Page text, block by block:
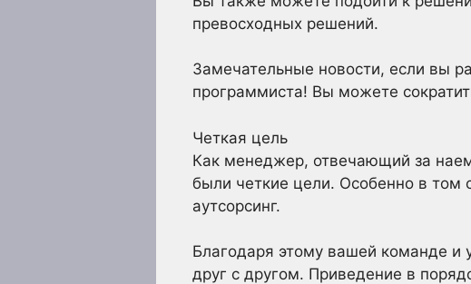
превосходных решений.
Замечательные новости, если вы
программиста! Вы можете
Четкая цель
Как менеджер, отвечающий за
были четкие цели. Особенно в том
аутсорсинг.
Благодаря этому вашей команде и
друг с другом. Приведение в